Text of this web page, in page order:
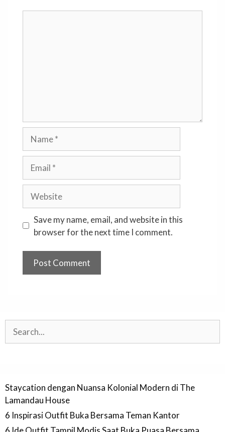
Save my name, email, and website in this
browser for the next time I comment.
Staycation dengan Nuansa Kolonial Modern di The
Lamandau House
6 Inspirasi Outfit Buka Bersama Teman Kantor